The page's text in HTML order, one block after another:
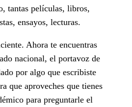
tantas películas, libros,
ensayos, lecturas.
Ahora te encuentras
nacional, el portavoz de
por algo que escribiste
que aproveches que tienes
para preguntarle el